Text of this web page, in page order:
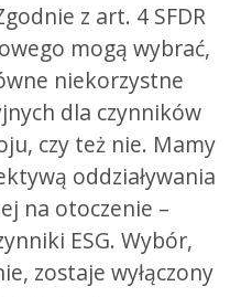
z art. 4 SFDR
mogą wybrać,
niekorzystne
dla czynników
czy też nie. Mamy
oddziaływania
na otoczenie –
ESG. Wybór,
zostaje wyłączony